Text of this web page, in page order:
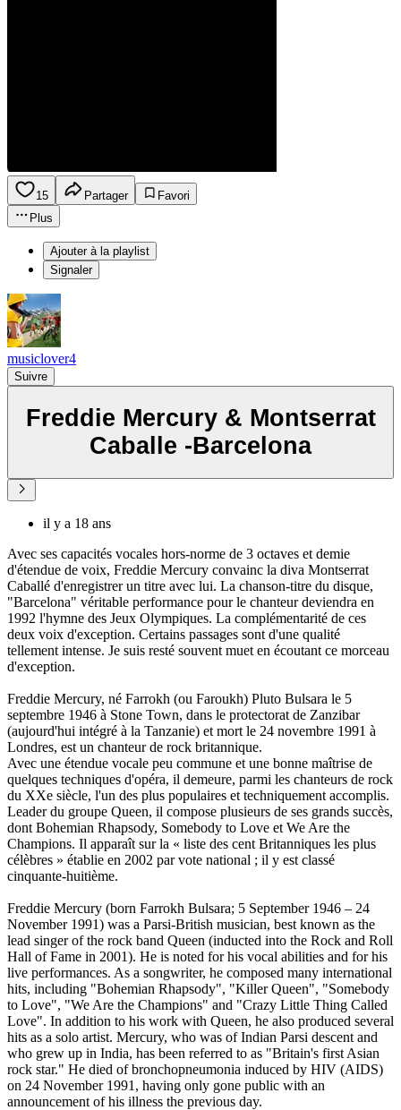
15 Partager
Favori
Plus
Ajouter à la playlist
Signaler
musiclover4
Suivre
Freddie Mercury & Montserrat
Caballe -Barcelona
il y a 18 ans
Avec ses capacités vocales hors-norme de 3 octaves et demie
d'étendue de voix, Freddie Mercury convainc la diva Montserrat
Caballé d'enregistrer un titre avec lui. La chanson-titre du disque,
"Barcelona" véritable performance pour le chanteur deviendra en
1992 l'hymne des Jeux Olympiques. La complémentarité de ces
deux voix d'exception. Certains passages sont d'une qualité
tellement intense. Je suis resté souvent muet en écoutant ce morceau
d'exception.
Freddie Mercury, né Farrokh (ou Faroukh) Pluto Bulsara le 5
septembre 1946 à Stone Town, dans le protectorat de Zanzibar
(aujourd'hui intégré à la Tanzanie) et mort le 24 novembre 1991 à
Londres, est un chanteur de rock britannique.
Avec une étendue vocale peu commune et une bonne maîtrise de
quelques techniques d'opéra, il demeure, parmi les chanteurs de rock
du XXe siècle, l'un des plus populaires et techniquement accomplis.
Leader du groupe Queen, il compose plusieurs de ses grands succès,
dont Bohemian Rhapsody, Somebody to Love et We Are the
Champions. Il apparaît sur la « liste des cent Britanniques les plus
célèbres » établie en 2002 par vote national ; il y est classé
cinquante-huitième.
Freddie Mercury (born Farrokh Bulsara; 5 September 1946 – 24
November 1991) was a Parsi-British musician, best known as the
lead singer of the rock band Queen (inducted into the Rock and Roll
Hall of Fame in 2001). He is noted for his vocal abilities and for his
live performances. As a songwriter, he composed many international
hits, including "Bohemian Rhapsody", "Killer Queen", "Somebody
to Love", "We Are the Champions" and "Crazy Little Thing Called
Love". In addition to his work with Queen, he also produced several
hits as a solo artist. Mercury, who was of Indian Parsi descent and
who grew up in India, has been referred to as "Britain's first Asian
rock star." He died of bronchopneumonia induced by HIV (AIDS)
on 24 November 1991, having only gone public with an
announcement of his illness the previous day.